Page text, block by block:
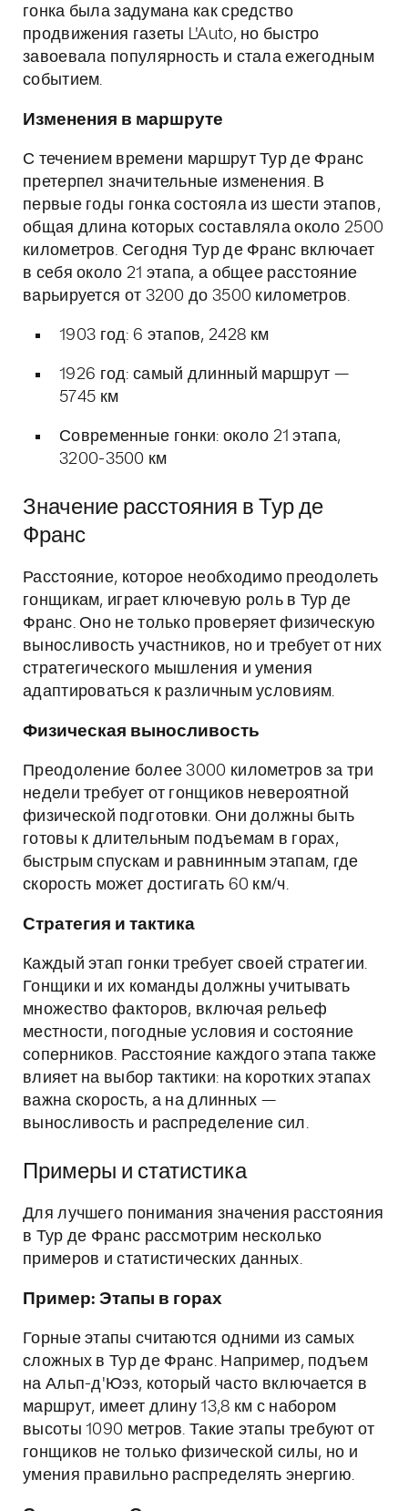
гонка была задумана как средство
продвижения газеты L'Auto, но быстро
завоевала популярность и стала ежегодным
событием.
Изменения в маршруте
С течением времени маршрут Тур де Франс
претерпел значительные изменения. В
первые годы гонка состояла из шести этапов,
общая длина которых составляла около 2500
километров. Сегодня Тур де Франс включает
в себя около 21 этапа, а общее расстояние
варьируется от 3200 до 3500 километров.
1903 год: 6 этапов, 2428 км
1926 год: самый длинный маршрут —
5745 км
Современные гонки: около 21 этапа,
3200-3500 км
Значение расстояния в Тур де
Франс
Расстояние, которое необходимо преодолеть
гонщикам, играет ключевую роль в Тур де
Франс. Оно не только проверяет физическую
выносливость участников, но и требует от них
стратегического мышления и умения
адаптироваться к различным условиям.
Физическая выносливость
Преодоление более 3000 километров за три
недели требует от гонщиков невероятной
физической подготовки. Они должны быть
готовы к длительным подъемам в горах,
быстрым спускам и равнинным этапам, где
скорость может достигать 60 км/ч.
Стратегия и тактика
Каждый этап гонки требует своей стратегии.
Гонщики и их команды должны учитывать
множество факторов, включая рельеф
местности, погодные условия и состояние
соперников. Расстояние каждого этапа также
влияет на выбор тактики: на коротких этапах
важна скорость, а на длинных —
выносливость и распределение сил.
Примеры и статистика
Для лучшего понимания значения расстояния
в Тур де Франс рассмотрим несколько
примеров и статистических данных.
Пример: Этапы в горах
Горные этапы считаются одними из самых
сложных в Тур де Франс. Например, подъем
на Альп-д'Юэз, который часто включается в
маршрут, имеет длину 13,8 км с набором
высоты 1090 метров. Такие этапы требуют от
гонщиков не только физической силы, но и
умения правильно распределять энергию.